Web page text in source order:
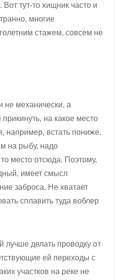
тут-то хищник часто и
многие
стажем, совсем не
не механически, а
на какое место
например, встать пониже.
на рыбу, надо
место отсюда. Поэтому,
имеет смысл
заброса. Не хватает
сплавить туда воблер
лучше делать проводку от
ей переходы с
участков на реке не